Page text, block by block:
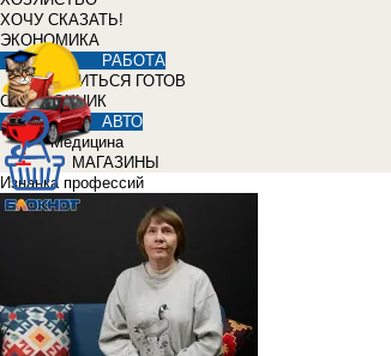
ХОЧУ СКАЗАТЬ!
ЭКОНОМИКА
РАБОТА
УЧИТЬСЯ ГОТОВ
СПРАВОЧНИК
АВТО
Медицина
МАГАЗИНЫ
Изнанка профессий